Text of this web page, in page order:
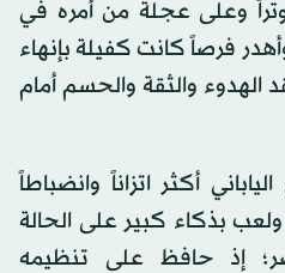
وعلى عجلة من أمره في
فرصاً كانت كفيلة بإنهاء
الهدوء والثقة والحسم أمام
أكثر اتزاناً وانضباطاً
بذكاء كبير على الحالة
إذ حافظ على تنظيمه